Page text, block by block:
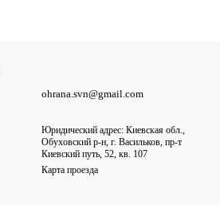
ohrana.svn@gmail.com
Юридический адрес: Киевская обл.,
Обуховский р-н, г. Васильков, пр-т
Киевский путь, 52, кв. 107
Карта проезда